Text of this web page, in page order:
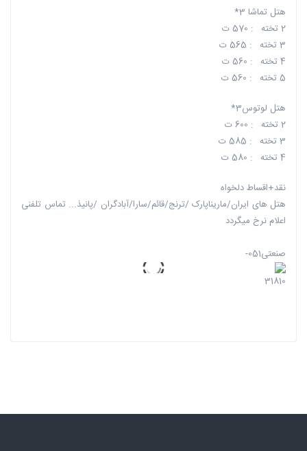
هتل تماشا 3*
2 تخته : 570 ت
3 تخته : 565 ت
4 تخته : 560 ت
5 تخته : 560 ت
هتل لوتوس3*
2 تخته : 600 ت
3 تخته : 585 ت
4 تخته : 580 ت
نقد+اقساط دلخواه
هتل های ایران/ماریناپارک /ترنج/قائم/سارا/آبادگران /پانیذ... تماس تلفنی
اعلام نرخ میگردد
صنعتی051-
31810